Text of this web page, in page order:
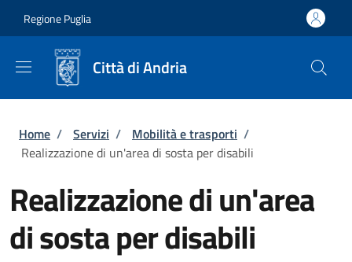
Regione Puglia
Città di Andria
Briciole di pane
Home / Servizi / Mobilità e trasporti /
Realizzazione di un'area di sosta per disabili
Realizzazione di un'area
di sosta per disabili